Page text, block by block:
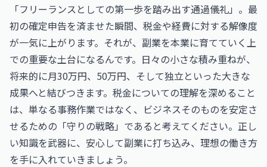
「フリーランスとしての第一歩を踏み出す通過儀礼」。最
初の確定申告を済ませた瞬間、税金や経費に対する解像度
が一気に上がります。それが、副業を本業に育てていく上
での重要な土台になるんです。日々の小さな積み重ねが、
将来的に月30万円、50万円、そして独立といった大きな
成果へと結びつきます。税金についての理解を深めること
は、単なる事務作業ではなく、ビジネスそのものを安定さ
せるための「守りの戦略」であると考えてください。正し
い知識を武器に、安心して副業に打ち込み、理想の働き方
を手に入れていきましょう。